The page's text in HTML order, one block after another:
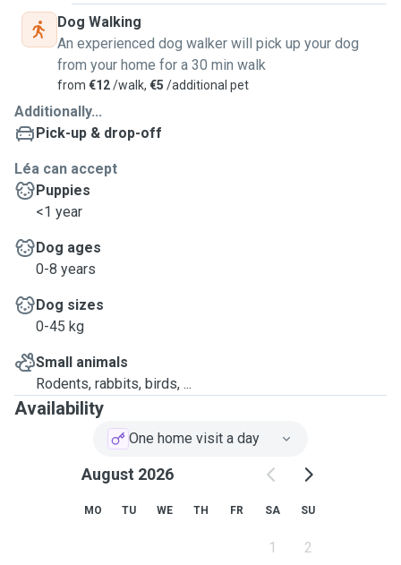
Dog Walking
An experienced dog walker will pick up your dog
from your home for a 30 min walk
from €12/walk, €5 /additional pet
Additionally...
Pick-up & drop-off
Léa can accept
Puppies
<1 year
Dog ages
0-8 years
Dog sizes
0-45 kg
Small animals
Rodents, rabbits, birds, ...
Availability
One home visit a day
August 2026
MO TU WE TH FR SA SU
1 2